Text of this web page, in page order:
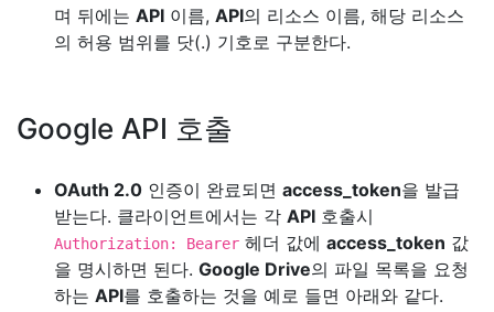
며 뒤에는 API 이름, API의 리소스 이름, 해당 리소스
의 허용 범위를 닷(.) 기호로 구분한다.
Google API 호출
OAuth 2.0 인증이 완료되면 access_token을 발급
받는다. 클라이언트에서는 각 API 호출시
Authorization: Bearer 헤더 값에 access_token 값
을 명시하면 된다. Google Drive의 파일 목록을 요청
하는 API를 호출하는 것을 예로 들면 아래와 같다.